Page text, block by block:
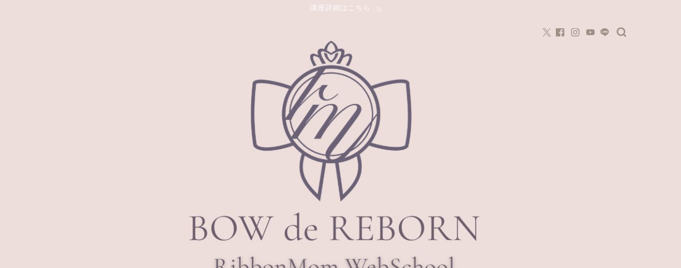
講座詳細はこちら